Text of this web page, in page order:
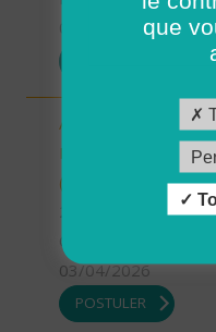
03/04/2026
Aide à domicile -
Plourin/Brélès/
(H/F)
CDD
03/04/2026
POSTULER
que